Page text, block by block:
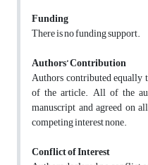
Funding
There is no funding support.
Authors’ Contribution
Authors contributed
of the article. All of the
manuscript and agreed on
competing interest none.
Conflict of Interest